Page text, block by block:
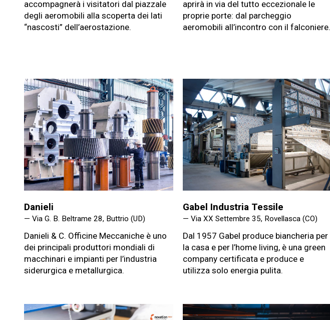
accompagnerà i visitatori dal piazzale
degli aeromobili alla scoperta dei lati
“nascosti” dell’aerostazione.
aprirà in via del tutto eccezionale le
proprie porte: dal parcheggio
aeromobili all’incontro con il falconiere.
Danieli
— Via G. B. Beltrame 28, Buttrio (UD)
Danieli & C. Officine Meccaniche è uno
dei principali produttori mondiali di
macchinari e impianti per l’industria
siderurgica e metallurgica.
Gabel Industria Tessile
— Via XX Settembre 35, Rovellasca (CO)
Dal 1957 Gabel produce biancheria per
la casa e per l’home living, è una green
company certificata e produce e
utilizza solo energia pulita.